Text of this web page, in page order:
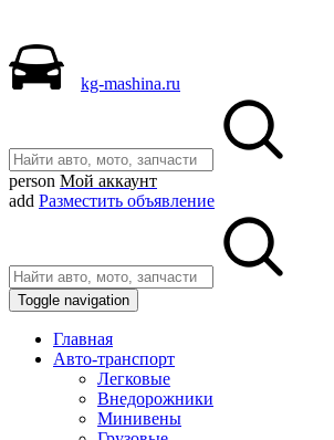
kg-mashina.ru
person Мой аккаунт
add Разместить объявление
Toggle navigation
Главная
Авто-транспорт
Легковые
Внедорожники
Минивены